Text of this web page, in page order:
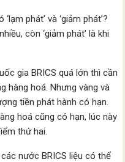
phát’ và ‘giảm phát’?
còn ‘giảm phát’ là khi
gia BRICS quá lớn thì cần
hàng hoá. Nhưng vàng và
tiền phát hành có hạn.
hoá cũng có hạn, lúc này
thứ hai.
nước BRICS liệu có thể